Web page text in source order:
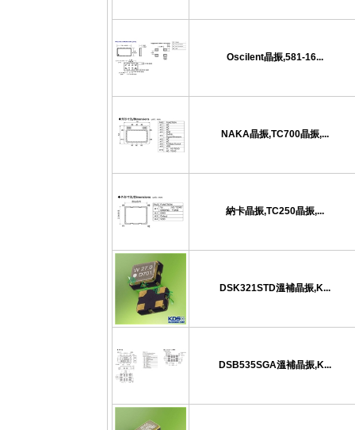
Oscilent晶振,581-16...
NAKA晶振,TC700晶振,...
納卡晶振,TC250晶振,...
DSK321STD溫補晶振,K...
DSB535SGA溫補晶振,K...